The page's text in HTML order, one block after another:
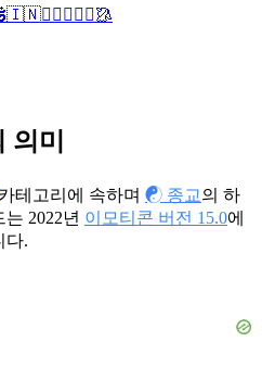
🇮🇳☸️ 🧘‍♂️ 👳‍♀️🥻
미
카테고리에 속하며 ☯️ 종교의 하
2022년 이모티콘 버전 15.0에
다.